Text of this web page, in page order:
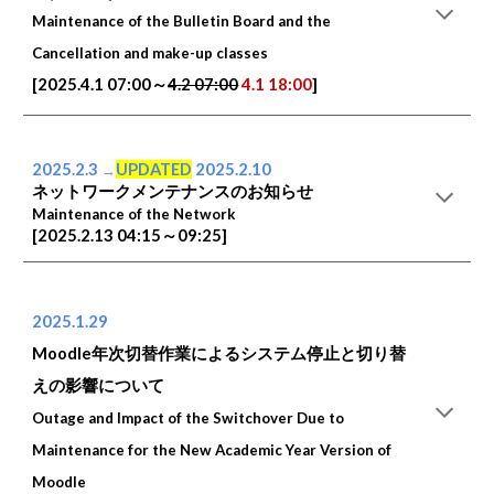
Maintenance of the Bulletin Board and the
Cancellation and make-up classes
[2025.4.1 07:00～4.2 07:004.1 18:00]
2025.2.3 →UPDATED 2025.2.10
ネットワークメンテナンスのお知らせ
Maintenance of the Network
[2025.2.13 04:15～09:25]
2025.1.29
Moodle年次切替作業によるシステム停止と切り替
えの影響について
Outage and Impact of the Switchover Due to
Maintenance for the New Academic Year Version of
Moodle